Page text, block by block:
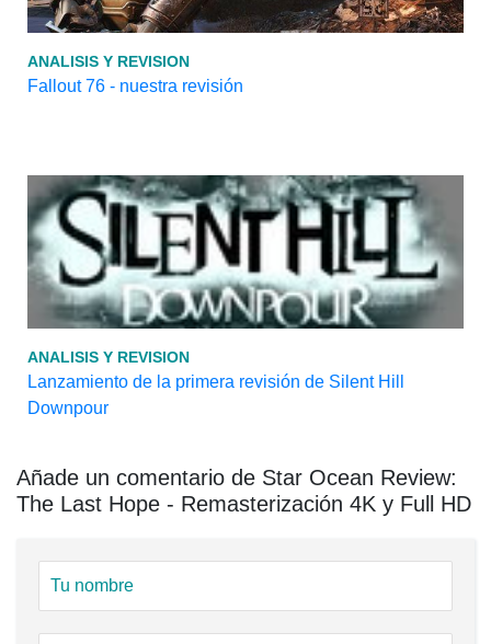
ANALISIS Y REVISION
Fallout 76 - nuestra revisión
ANALISIS Y REVISION
Lanzamiento de la primera revisión de Silent Hill
Downpour
Añade un comentario de Star Ocean Review:
The Last Hope - Remasterización 4K y Full HD